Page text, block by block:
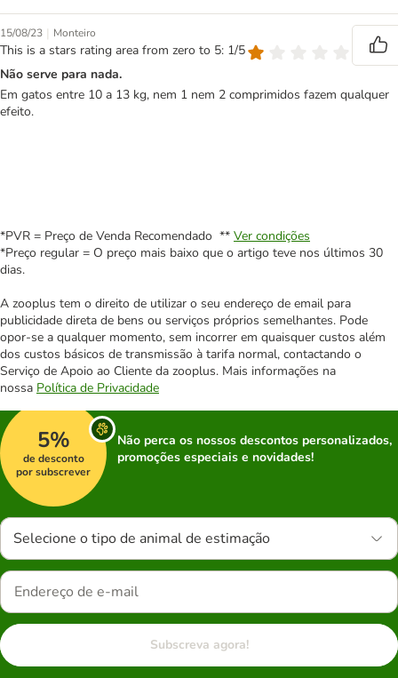
15/08/23 | Monteiro
This is a stars rating area from zero to 5: 1/5
Não serve para nada.
Em gatos entre 10 a 13 kg, nem 1 nem 2 comprimidos fazem qualquer
efeito.
*PVR = Preço de Venda Recomendado ** Ver condições
*Preço regular = O preço mais baixo que o artigo teve nos últimos 30
dias.
A zooplus tem o direito de utilizar o seu endereço de email para
publicidade direta de bens ou serviços próprios semelhantes. Pode
opor-se a qualquer momento, sem incorrer em quaisquer custos além
dos custos básicos de transmissão à tarifa normal, contactando o
Serviço de Apoio ao Cliente da zooplus. Mais informações na
nossa Política de Privacidade
5%
de desconto
por subscrever
Não perca os nossos descontos personalizados,
promoções especiais e novidades!
Selecione o tipo de animal de estimação
Subscreva agora!